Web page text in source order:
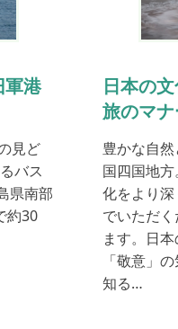
港
見ど
バス
県南部
約30
日本の
旅のマ
豊かな自
国四国地
化をより
でいただ
ます。日
「敬意」
知る…